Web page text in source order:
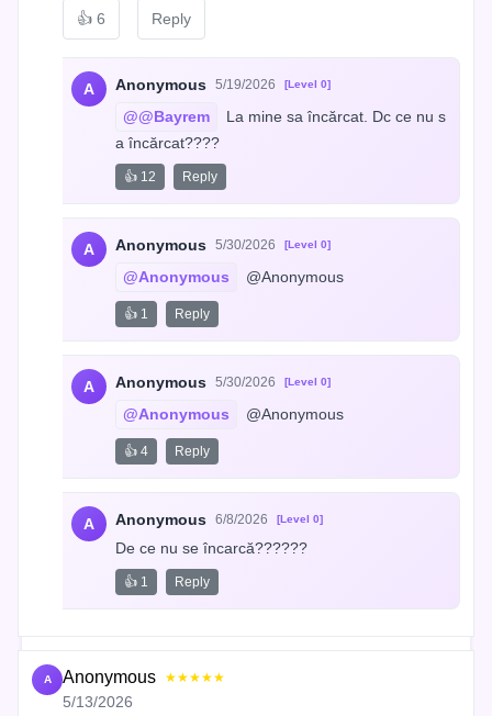
👍 6 Reply
A Anonymous 5/19/2026 [Level 0]
@@Bayrem
La mine sa încărcat. Dc ce nu s
a încărcat????
👍 12 Reply
A Anonymous 5/30/2026 [Level 0]
@Anonymous @Anonymous
👍 1 Reply
A Anonymous 5/30/2026 [Level 0]
@Anonymous @Anonymous
👍 4 Reply
A Anonymous 6/8/2026 [Level 0]
De ce nu se încarcă??????
👍 1 Reply
A Anonymous ★★★★★
5/13/2026